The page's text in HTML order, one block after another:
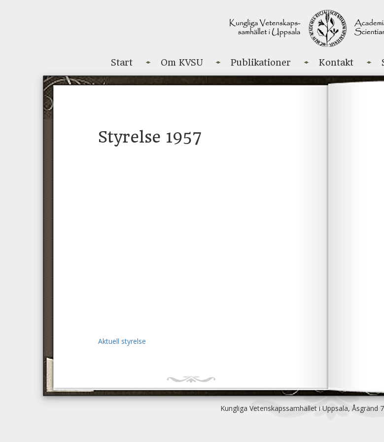
Start Om KVSU Publikationer Kontakt
Styrelse 1957
Aktuell styrelse
Kungliga Vetenskapssamhället i Uppsala, Åsgränd